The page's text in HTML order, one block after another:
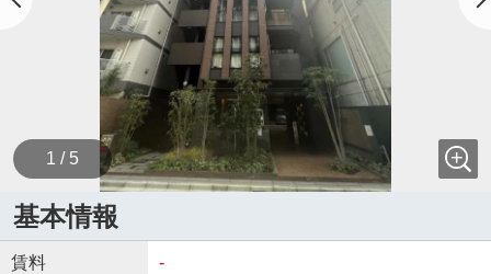
1 / 5
基本情報
賃料 -